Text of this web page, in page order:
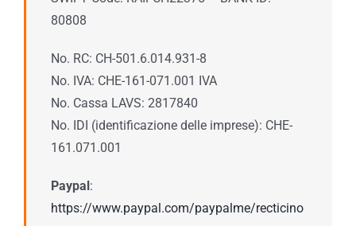
80808
No. RC: CH-501.6.014.931-8
No. IVA: CHE-161-071.001 IVA
No. Cassa LAVS: 2817840
No. IDI (identificazione delle imprese): CHE-
161.071.001
Paypal :
https://www.paypal.com/paypalme/recticino